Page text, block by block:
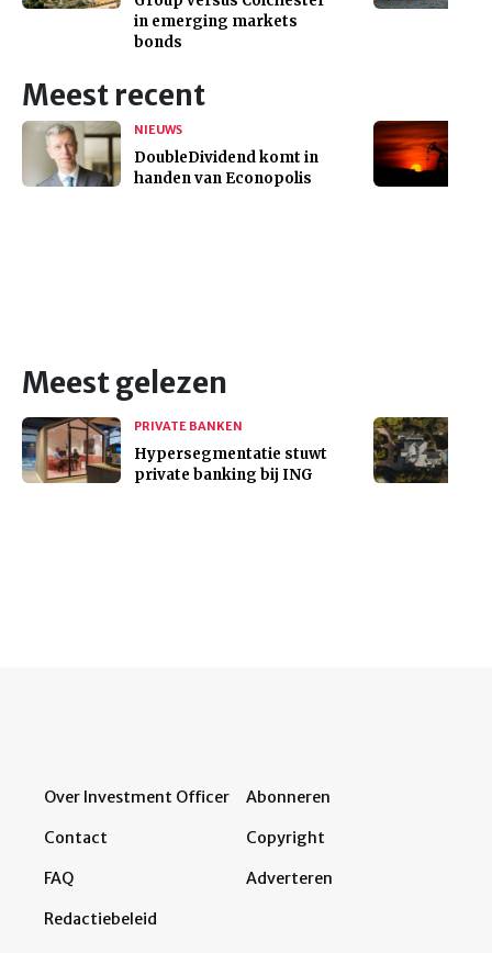
in emerging markets
bonds
Meest recent
NIEUWS
DoubleDividend komt in
handen van Econopolis
Meest gelezen
PRIVATE BANKEN
Hypersegmentatie stuwt
private banking bij ING
Over Investment Officer
Contact
FAQ
Redactiebeleid
Abonneren
Copyright
Adverteren